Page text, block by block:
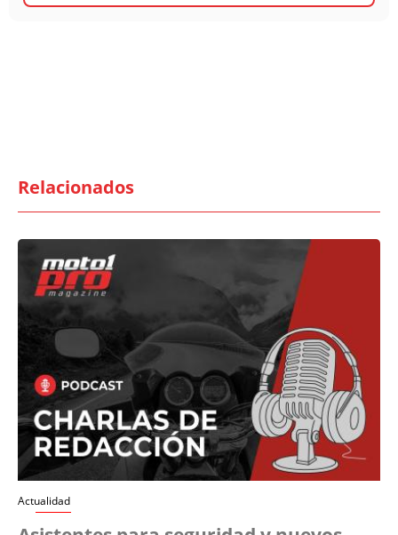
Relacionados
Actualidad